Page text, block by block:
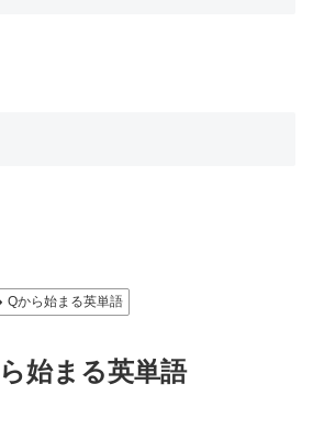
Qから始まる英単語
始まる英単語